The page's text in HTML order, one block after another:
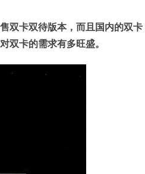
双卡双待版本，而且国内的双卡
双卡的需求有多旺盛。